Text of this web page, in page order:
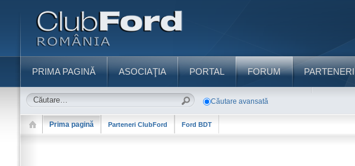
PRIMA PAGINĂ ASOCIAŢIA PORTAL FORUM PARTENERI
Căutare avansată
Prima pagină Parteneri ClubFord Ford BDT